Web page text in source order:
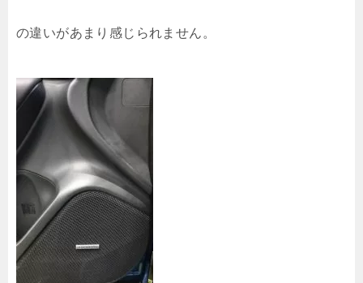
の違いがあまり感じられません。